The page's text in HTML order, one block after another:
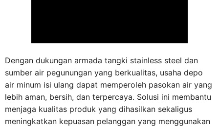
Dengan dukungan armada tangki stainless steel dan
sumber air pegunungan yang berkualitas, usaha depo
air minum isi ulang dapat memperoleh pasokan air yang
lebih aman, bersih, dan terpercaya. Solusi ini membantu
menjaga kualitas produk yang dihasilkan sekaligus
meningkatkan kepuasan pelanggan yang menggunakan